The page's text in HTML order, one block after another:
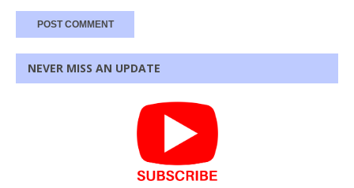
NEVER MISS AN UPDATE